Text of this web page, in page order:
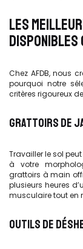
LES
DISPONIBLES
Chez AFDB, nous
pourquoi notre
critères rigoureux
GRATTOIRS DE
Travailler le sol
à votre
grattoirs à main
plusieurs heures
musculaire tout en
OUTILS DE